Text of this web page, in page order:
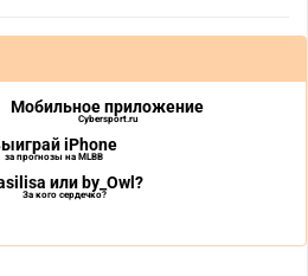
Мобильное приложение
Cybersport.ru
iPhone
за прогнозы на MLBB
или by_Owl?
За кого сердечко?